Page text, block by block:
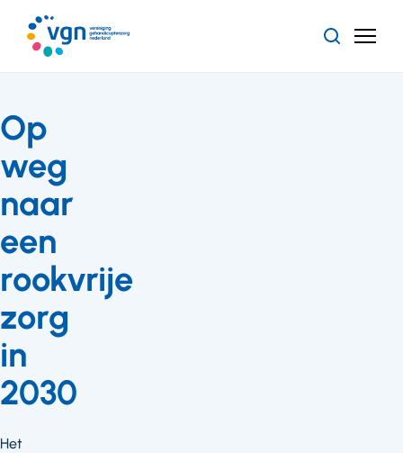
naar
hoofdinhoud
ZoekenMenu
Op
weg
naar
een
rookvrije
zorg
in
2030
Het